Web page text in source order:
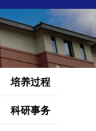
培养过程
科研事务